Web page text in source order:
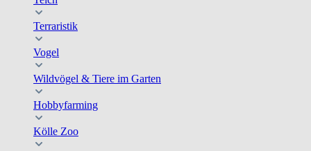
Terraristik
Vogel
Wildvögel & Tiere im Garten
Hobbyfarming
Kölle Zoo